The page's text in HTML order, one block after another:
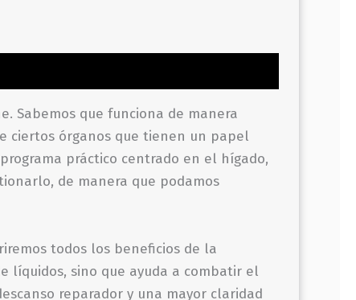
Sabemos que funciona de manera
ciertos órganos que tienen un papel
práctico centrado en el hígado,
de manera que podamos
todos los beneficios de la
líquidos, sino que ayuda a combatir el
reparador y una mayor claridad